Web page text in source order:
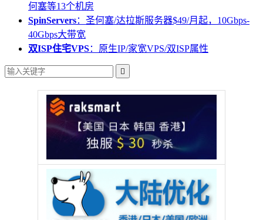
何塞等13个机房
SpinServers：圣何塞/达拉斯服务器$49/月起，10Gbps-
40Gbps大带宽
双ISP住宅VPS：原生IP/家宽VPS/双ISP属性
